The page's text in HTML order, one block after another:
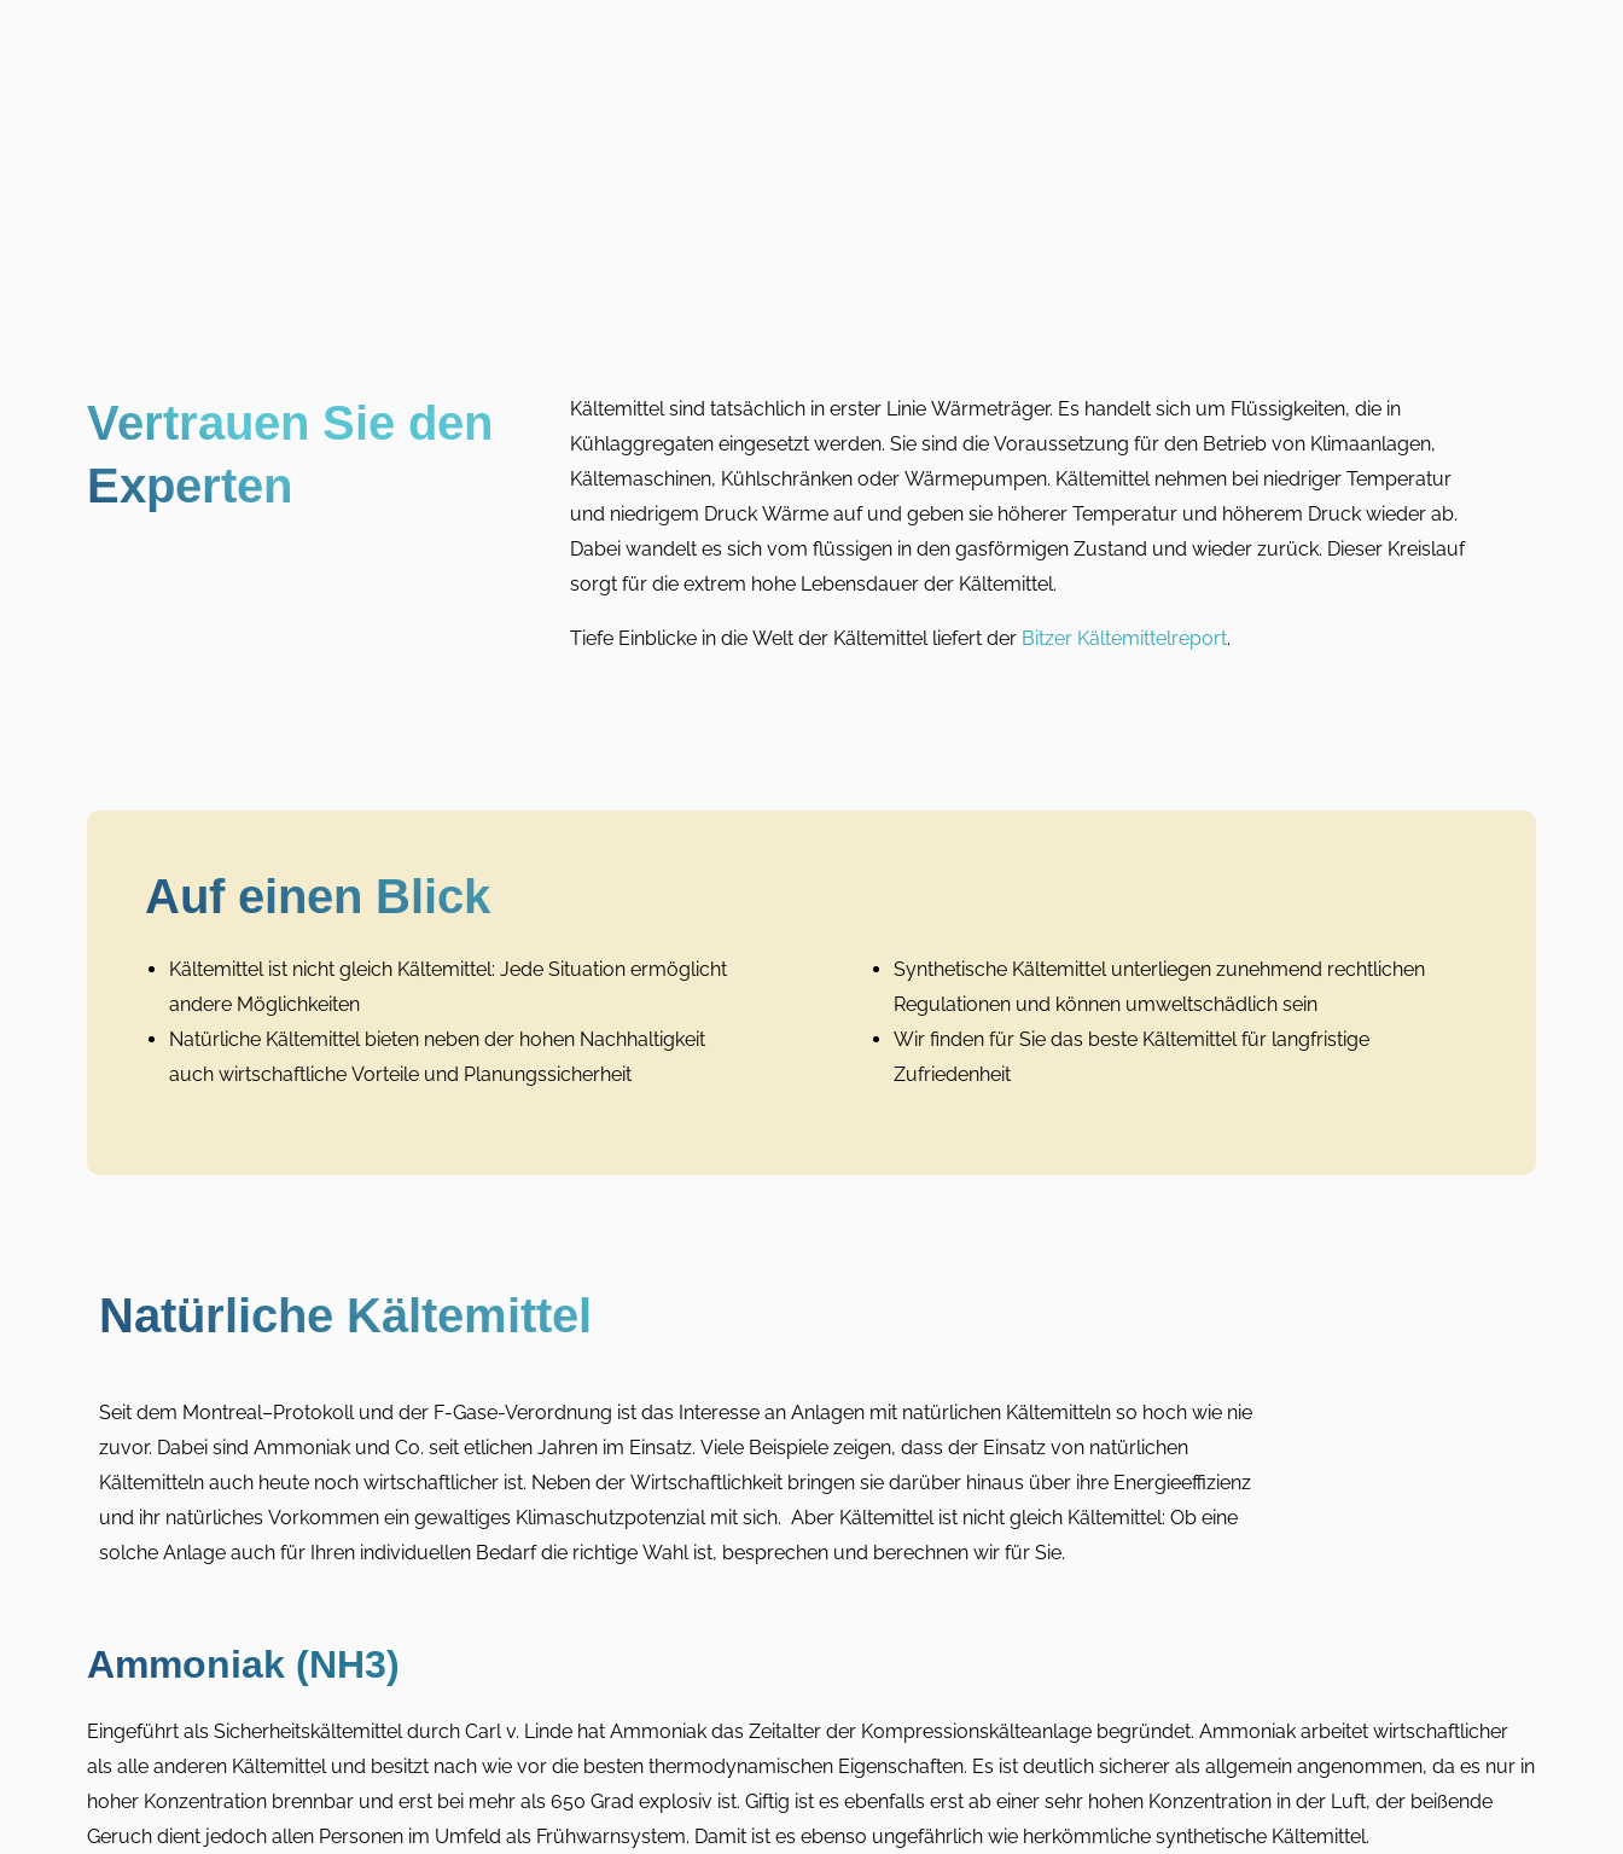
Vertrauen Sie den
Experten
Kältemittel sind tatsächlich in erster Linie Wärmeträger. Es handelt sich um Flüssigkeiten, die in
Kühlaggregaten eingesetzt werden. Sie sind die Voraussetzung für den Betrieb von Klimaanlagen,
Kältemaschinen, Kühlschränken oder Wärmepumpen. Kältemittel nehmen bei niedriger Temperatur
und niedrigem Druck Wärme auf und geben sie höherer Temperatur und höherem Druck wieder ab.
Dabei wandelt es sich vom flüssigen in den gasförmigen Zustand und wieder zurück. Dieser Kreislauf
sorgt für die extrem hohe Lebensdauer der Kältemittel.
Tiefe Einblicke in die Welt der Kältemittel liefert der Bitzer Kältemittelreport.
Auf einen Blick
Kältemittel ist nicht gleich Kältemittel: Jede Situation ermöglicht
andere Möglichkeiten
Natürliche Kältemittel bieten neben der hohen Nachhaltigkeit
auch wirtschaftliche Vorteile und Planungssicherheit
Synthetische Kältemittel unterliegen zunehmend rechtlichen
Regulationen und können umweltschädlich sein
Wir finden für Sie das beste Kältemittel für langfristige
Zufriedenheit
Natürliche Kältemittel
Seit dem Montreal–Protokoll und der F-Gase-Verordnung ist das Interesse an Anlagen mit natürlichen Kältemitteln so hoch wie nie
zuvor. Dabei sind Ammoniak und Co. seit etlichen Jahren im Einsatz. Viele Beispiele zeigen, dass der Einsatz von natürlichen
Kältemitteln auch heute noch wirtschaftlicher ist. Neben der Wirtschaftlichkeit bringen sie darüber hinaus über ihre Energieeffizienz
und ihr natürliches Vorkommen ein gewaltiges Klimaschutzpotenzial mit sich. Aber Kältemittel ist nicht gleich Kältemittel: Ob eine
solche Anlage auch für Ihren individuellen Bedarf die richtige Wahl ist, besprechen und berechnen wir für Sie.
Ammoniak (NH3)
Eingeführt als Sicherheitskältemittel durch Carl v. Linde hat Ammoniak das Zeitalter der Kompressionskälteanlage begründet. Ammoniak arbeitet wirtschaftlicher
als alle anderen Kältemittel und besitzt nach wie vor die besten thermodynamischen Eigenschaften. Es ist deutlich sicherer als allgemein angenommen, da es nur in
hoher Konzentration brennbar und erst bei mehr als 650 Grad explosiv ist. Giftig ist es ebenfalls erst ab einer sehr hohen Konzentration in der Luft, der beißende
Geruch dient jedoch allen Personen im Umfeld als Frühwarnsystem. Damit ist es ebenso ungefährlich wie herkömmliche synthetische Kältemittel.